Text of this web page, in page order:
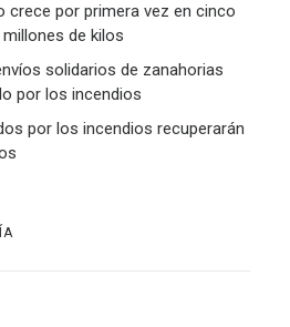
crece por primera vez en cinco
de kilos
solidarios de zanahorias
por los incendios
por los incendios recuperarán